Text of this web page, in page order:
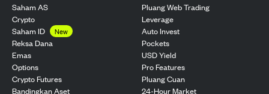
Saham AS
Crypto
Saham ID
New
Reksa Dana
Emas
Options
Crypto Futures
Bandingkan Aset
Pluang Web Trading
Leverage
Auto Invest
Pockets
USD Yield
Pro Features
Pluang Cuan
24-Hour Market